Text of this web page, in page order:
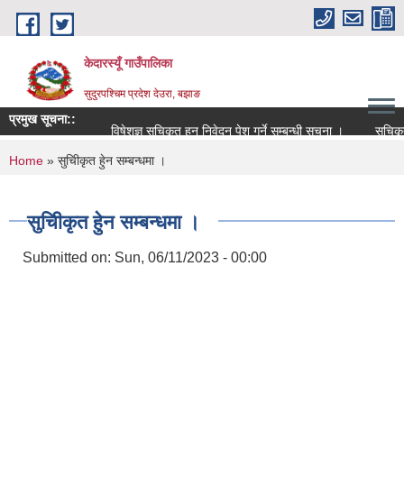
Skip to main content
केदारस्यूँ गाउँपालिका
सुदुरपश्चिम प्रदेश देउरा, बझाङ
प्रमुख सूचना::
विषेशज्ञ सूचिकृत हुन निवेदन पेश गर्ने सम्बन्धी सूचना ।
सूचिकृत
You are here
Home » सुचिीकृत हुेन सम्बन्धमा ।
सुचिीकृत हुेन सम्बन्धमा ।
Submitted on: Sun, 06/11/2023 - 00:00